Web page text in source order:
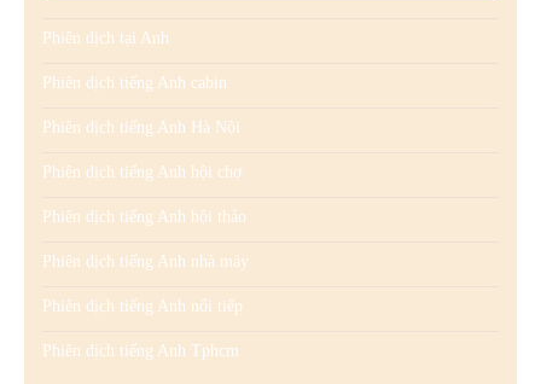
Phiên dịch tại Anh
Phiên dịch tiếng Anh cabin
Phiên dịch tiếng Anh Hà Nội
Phiên dịch tiếng Anh hội chợ
Phiên dịch tiếng Anh hội thảo
Phiên dịch tiếng Anh nhà máy
Phiên dịch tiếng Anh nối tiếp
Phiên dịch tiếng Anh Tphcm